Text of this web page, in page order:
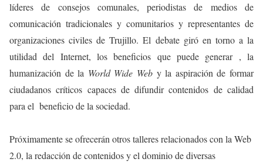
líderes de consejos comunales, periodistas de medios de
comunicación tradicionales y comunitarios y representantes de
organizaciones civiles de Trujillo. El debate giró en torno a la
utilidad del Internet, los beneficios que puede generar , la
humanización de la World Wide Web y la aspiración de formar
ciudadanos críticos capaces de difundir contenidos de calidad
para el beneficio de la sociedad.
Próximamente se ofrecerán otros talleres relacionados con la Web
2.0, la redacción de contenidos y el dominio de diversas